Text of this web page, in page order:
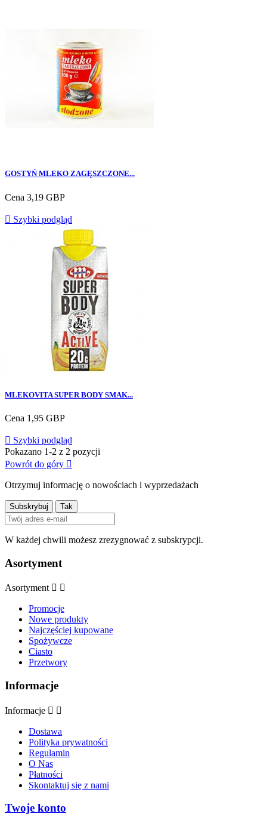
GOSTYŃ MLEKO ZAGĘSZCZONE...
Cena 3,19 GBP
 Szybki podgląd
MLEKOVITA SUPER BODY SMAK...
Cena 1,95 GBP
 Szybki podgląd
Pokazano 1-2 z 2 pozycji
Powrót do góry 
Otrzymuj informację o nowościach i wyprzedażach
W każdej chwili możesz zrezygnować z subskrypcji.
Asortyment
Asortyment  
Promocje
Nowe produkty
Najczęściej kupowane
Spożywcze
Ciasto
Przetwory
Informacje
Informacje  
Dostawa
Polityka prywatności
Regulamin
O Nas
Płatności
Skontaktuj się z nami
Twoje konto